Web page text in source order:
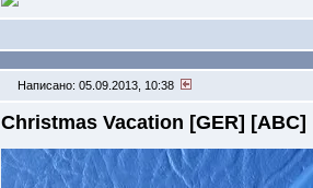
Написано: 05.09.2013, 10:38
Christmas Vacation [GER] [ABC]